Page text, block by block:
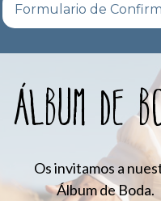
Formulario de
ÁLBUM DE
Os invitamos a
Álbum de Boda.